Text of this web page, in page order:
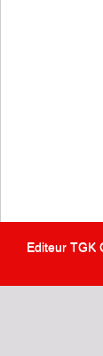
Editeur TGK